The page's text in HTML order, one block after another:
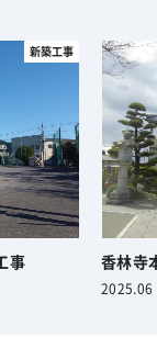
新築工事
事 香林寺
2025.06